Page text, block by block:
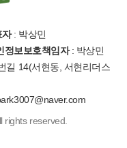
자: 박상민
정보보호책임자: 박상민
길 14(서현동, 서현리더스
rights reserved.